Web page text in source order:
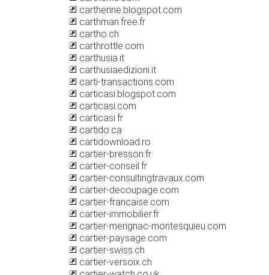
cartherine.blogspot.com
carthman.free.fr
cartho.ch
carthrottle.com
carthusia.it
carthusiaedizioni.it
carti-transactions.com
carticasi.blogspot.com
carticasi.com
carticasi.fr
cartido.ca
cartidownload.ro
cartier-bresson.fr
cartier-conseil.fr
cartier-consultingtravaux.com
cartier-decoupage.com
cartier-francaise.com
cartier-immobilier.fr
cartier-merignac-montesquieu.com
cartier-paysage.com
cartier-swiss.ch
cartier-versoix.ch